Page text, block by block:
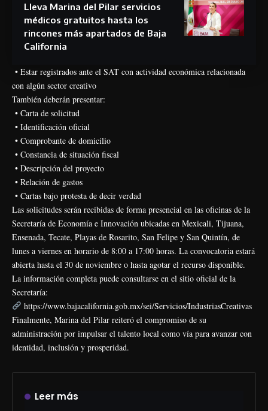
Lleva Marina del Pilar servicios
médicos gratuitos hasta los
rincones más apartados de Baja
California
• Estar registrados ante el SAT con actividad económica relacionada
con algún sector creativo
También deberán presentar:
• Carta de solicitud
• Identificación oficial
• Comprobante de domicilio
• Constancia de situación fiscal
• Descripción del proyecto
• Relación de gastos
• Cartas bajo protesta de decir verdad
Las solicitudes serán recibidas de forma presencial en las oficinas de la
Secretaría de Economía e Innovación ubicadas en Mexicali, Tijuana,
Ensenada, Tecate, Playas de Rosarito, San Felipe y San Quintín, de
lunes a viernes en horario de 8:00 a 17:00 horas. La convocatoria estará
abierta hasta el 30 de noviembre o hasta agotar el recurso disponible.
La información completa puede consultarse en el sitio oficial de la
Secretaría:
https://www.bajacalifornia.gob.mx/sei/Servicios/IndustriasCreativas
Finalmente, Marina del Pilar reiteró el compromiso de su
administración por impulsar el talento local como vía para avanzar con
identidad, inclusión y prosperidad.
Leer más